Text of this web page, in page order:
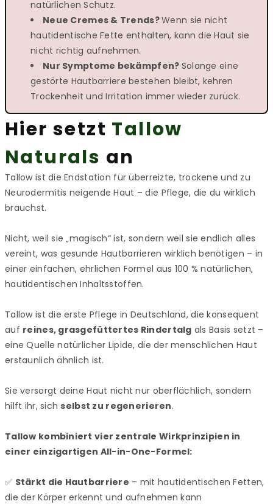
natürlichen Schutz.
Neue Cremes & Trends?Wenn sie nicht
hautidentische Fette enthalten, kann die Haut sie
nicht richtig aufnehmen.
Nur Symptome bekämpfen? Solange eine
gestörte Hautbarriere bestehen bleibt, kehren
Trockenheit und Irritation immer wieder zurück.
Hier setzt Tallow
Naturals an
Tallow ist die Endstation für überreizte, trockene und zu
Neurodermitis neigende Haut – die Pflege, die du wirklich
brauchst.
Nicht, weil sie „magisch“ ist, sondern weil sie endlich alles
vereint, was gesunde Hautbarrieren wirklich benötigen – in
einer einfachen, ehrlichen Formel aus 100 % natürlichen,
hautidentischen Inhaltsstoffen.
Tallow ist die erste Pflege in Deutschland, die konsequent
auf reines, grasgefüttertes Rindertalg als Basis setzt –
eine Quelle natürlicher Lipide, die der menschlichen Haut
erstaunlich ähnlich ist.
Sie versorgt deine Haut nicht nur oberflächlich, sondern
hilft ihr, sichselbst zu regenerieren.
Tallow kombiniert vier zentrale Wirkprinzipien in
einer einzigartigen All-in-One-Formel:
✅ Stärkt die Hautbarriere – mit hautidentischen Fetten,
die der Körper erkennt und aufnehmen kann